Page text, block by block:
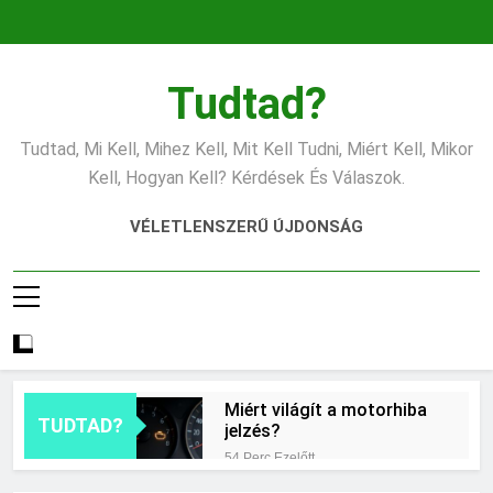
Tudtad?
Tudtad, Mi Kell, Mihez Kell, Mit Kell Tudni, Miért Kell, Mikor
Kell, Hogyan Kell? Kérdések És Válaszok.
VÉLETLENSZERŰ ÚJDONSÁG
TUDTAD?
Miért világít a motorhiba
jelzés?
54 Perc Ezelőtt